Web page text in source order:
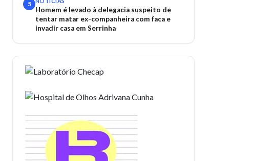
5
Homem é levado à delegacia suspeito de
tentar matar ex-companheira com faca e
invadir casa em Serrinha